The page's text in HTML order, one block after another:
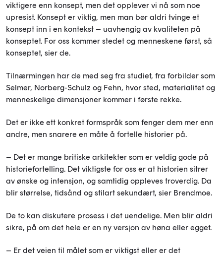
viktigere enn konsept, men det opplever vi nå som noe
upresist. Konsept er viktig, men man bør aldri tvinge et
konsept inn i en kontekst – uavhengig av kvaliteten på
konseptet. For oss kommer stedet og menneskene først, så
konseptet, sier de.
Tilnærmingen har de med seg fra studiet, fra forbilder som
Selmer, Norberg-Schulz og Fehn, hvor sted, materialitet og
menneskelige dimensjoner kommer i første rekke.
Det er ikke ett konkret formspråk som fenger dem mer enn
andre, men snarere en måte å fortelle historier på.
– Det er mange britiske arkitekter som er veldig gode på
historiefortelling. Det viktigste for oss er at historien sitrer
av ønske og intensjon, og samtidig oppleves troverdig. Da
blir størrelse, tidsånd og stilart sekundært, sier Brendmoe.
De to kan diskutere prosess i det uendelige. Men blir aldri
sikre, på om det hele er en ny versjon av høna eller egget.
– Er det veien til målet som er viktigst eller er det